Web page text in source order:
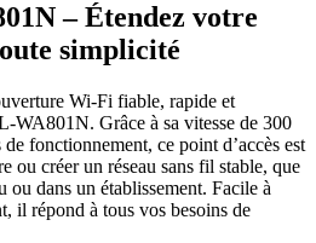
– Étendez votre
simplicité
Wi-Fi fiable, rapide et
WA801N. Grâce à sa vitesse de 300
fonctionnement, ce point d’accès est
ou créer un réseau sans fil stable, que
ou dans un établissement. Facile à
il répond à tous vos besoins de